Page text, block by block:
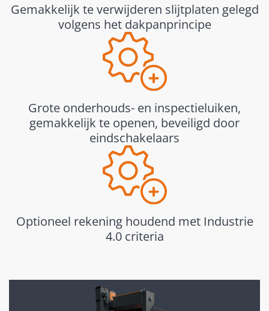
Gemakkelijk te verwijderen slijtplaten gelegd
volgens het dakpanprincipe
Grote onderhouds- en inspectieluiken,
gemakkelijk te openen, beveiligd door
eindschakelaars
Optioneel rekening houdend met Industrie
4.0 criteria